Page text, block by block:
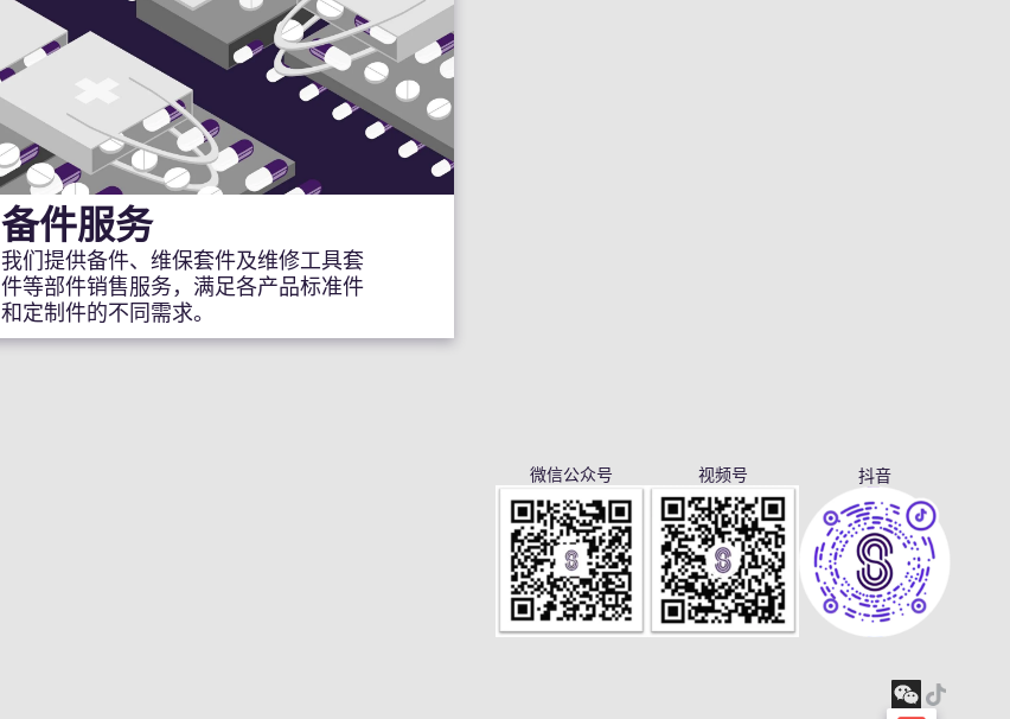
备件服务
我们提供备件、维保套件及维修工具套
件等部件销售服务，满足各产品标准件
和定制件的不同需求。
微信公众号 视频号 抖音